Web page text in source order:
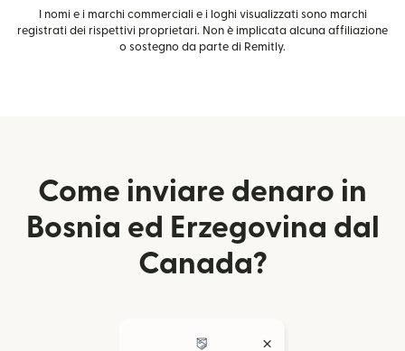
I nomi e i marchi commerciali e i loghi visualizzati sono marchi
registrati dei rispettivi proprietari. Non è implicata alcuna affiliazione
o sostegno da parte di Remitly.
Come inviare denaro in
Bosnia ed Erzegovina dal
Canada?